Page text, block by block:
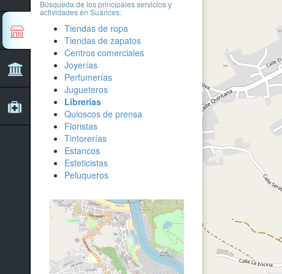
Búsqueda de los principales servicios y
actividades en Suances:
Tiendas de ropa
Tiendas de zapatos
Centros comerciales
Joyerías
Perfumerías
Jugueteros
Librerías
Quioscos de prensa
Floristas
Tintorerías
Estancos
Esteticistas
Peluqueros